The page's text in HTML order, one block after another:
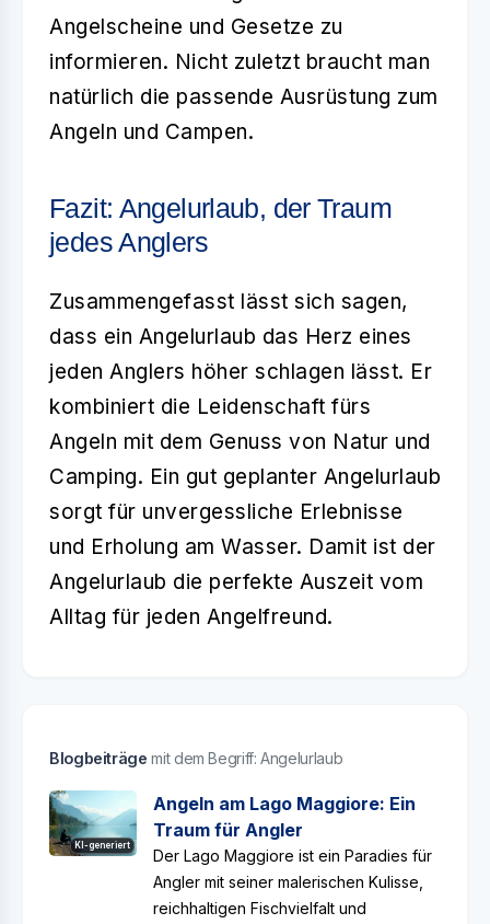
Angelscheine und Gesetze zu
informieren. Nicht zuletzt braucht man
natürlich die passende Ausrüstung zum
Angeln und Campen.
Fazit: Angelurlaub, der Traum
jedes Anglers
Zusammengefasst lässt sich sagen,
dass ein Angelurlaub das Herz eines
jeden Anglers höher schlagen lässt. Er
kombiniert die Leidenschaft fürs
Angeln mit dem Genuss von Natur und
Camping. Ein gut geplanter Angelurlaub
sorgt für unvergessliche Erlebnisse
und Erholung am Wasser. Damit ist der
Angelurlaub die perfekte Auszeit vom
Alltag für jeden Angelfreund.
Blogbeiträgemit dem Begriff: Angelurlaub
KI-generiert
Angeln am Lago Maggiore: Ein
Traum für Angler
Der Lago Maggiore ist ein Paradies für
Angler mit seiner malerischen Kulisse,
reichhaltigen Fischvielfalt und